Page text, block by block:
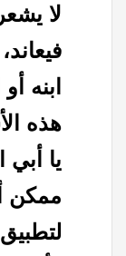
لا
ابنه
هذه
يا أبي
ممكن